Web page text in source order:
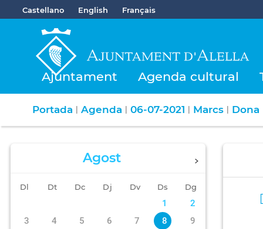
Castellano English Français
Ajuntament Agenda cultural
Portada | Agenda | 06-07-2021 | Marcs | Dona
Agost
Dl Dt Dc Dj Dv Ds Dg
1
2
3
4 5 6 7 8
9